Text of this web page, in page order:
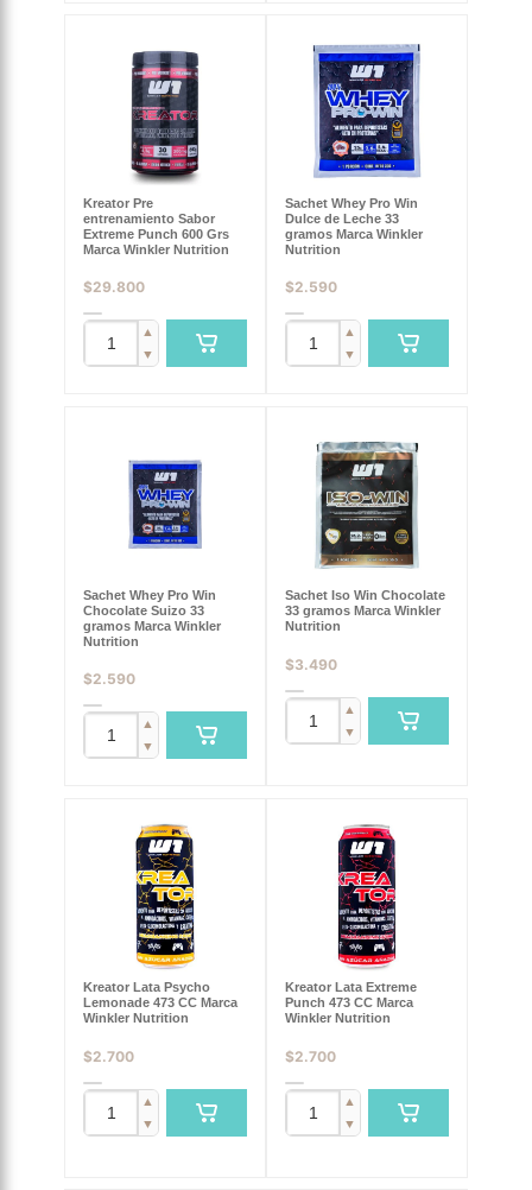
Kreator Pre
entrenamiento Sabor
Extreme Punch 600 Grs
Marca Winkler Nutrition
$29.800
▲
▼
Sachet Whey Pro Win
Dulce de Leche 33
gramos Marca Winkler
Nutrition
$2.590
▲
▼
Sachet Whey Pro Win
Chocolate Suizo 33
gramos Marca Winkler
Nutrition
$2.590
▲
▼
Sachet Iso Win Chocolate
33 gramos Marca Winkler
Nutrition
$3.490
▲
▼
Kreator Lata Psycho
Lemonade 473 CC Marca
Winkler Nutrition
$2.700
▲
▼
Kreator Lata Extreme
Punch 473 CC Marca
Winkler Nutrition
$2.700
▲
▼